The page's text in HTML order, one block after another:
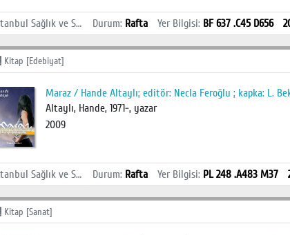
İstanbul Sağlık ve Sosyal Bilimler MYO Kütüphanesi Durum: Rafta Yer Bilgisi: BF 637 .C45 D656
Kitap [Edebiyat]
Maraz / Hande Altaylı; editör: Necla Feroğlu ; kapka: L.
Altaylı, Hande, 1971-, yazar
2009
İstanbul Sağlık ve Sosyal Bilimler MYO Kütüphanesi Durum: Rafta Yer Bilgisi: PL 248 .A483 M37
Kitap [Sanat]